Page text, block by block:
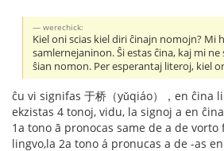
werechick:
Kiel oni scias kiel diri ĉinajn nomojn? Mi
samlernejaninon. Ŝi estas ĉina, kaj mi ne
ŝian nomon. Per esperantaj literoj, kiel
ĉu vi signifas 于桥（yǔqiáo），en ĉina
ekzistas 4 tonoj, vidu, la signoj a en
1a tono ā pronocas same de a de vorto
lingvo,la 2a tono á pronucas a de -as